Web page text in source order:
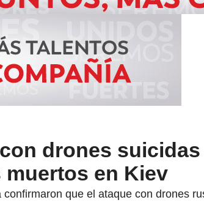
drones
en Kiev
que el ataque con drones